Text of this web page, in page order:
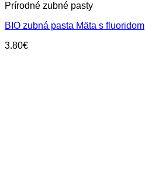
Prírodné zubné pasty
BIO zubná pasta Mäta s fluoridom
3.80€